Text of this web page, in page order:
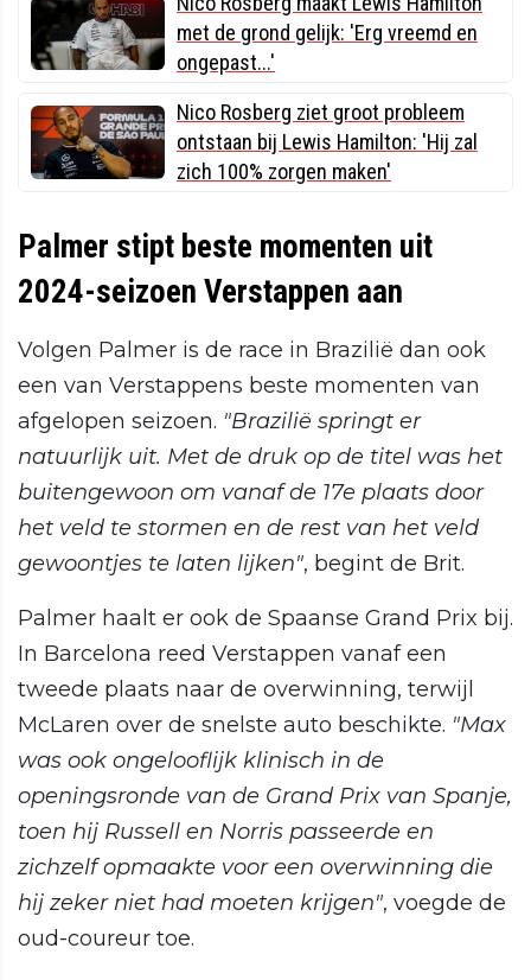
met de grond gelijk: 'Erg vreemd en
ongepast...'
Nico Rosberg ziet groot probleem
ontstaan bij Lewis Hamilton: 'Hij zal
zich 100% zorgen maken'
Palmer stipt beste momenten uit
2024-seizoen Verstappen aan
Volgen Palmer is de race in Brazilië dan ook
een van Verstappens beste momenten van
afgelopen seizoen. "Brazilië springt er
natuurlijk uit. Met de druk op de titel was het
buitengewoon om vanaf de 17e plaats door
het veld te stormen en de rest van het veld
gewoontjes te laten lijken", begint de Brit.
Palmer haalt er ook de Spaanse Grand Prix bij.
In Barcelona reed Verstappen vanaf een
tweede plaats naar de overwinning, terwijl
McLaren over de snelste auto beschikte. "Max
was ook ongelooflijk klinisch in de
openingsronde van de Grand Prix van Spanje,
toen hij Russell en Norris passeerde en
zichzelf opmaakte voor een overwinning die
hij zeker niet had moeten krijgen", voegde de
oud-coureur toe.